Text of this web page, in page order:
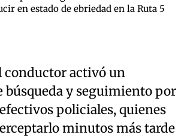
en estado de ebriedad en la Ruta 5
conductor activó un
búsqueda y seguimiento por
policiales, quienes
minutos más tarde